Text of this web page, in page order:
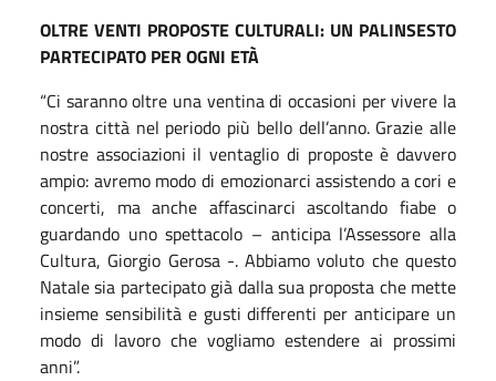
OLTRE VENTI PROPOSTE CULTURALI: UN PALINSESTO
PARTECIPATO PER OGNI ETÀ
“Ci saranno oltre una ventina di occasioni per vivere la
nostra città nel periodo più bello dell’anno. Grazie alle
nostre associazioni il ventaglio di proposte è davvero
ampio: avremo modo di emozionarci assistendo a cori e
concerti, ma anche affascinarci ascoltando fiabe o
guardando uno spettacolo – anticipa l’Assessore alla
Cultura, Giorgio Gerosa -. Abbiamo voluto che questo
Natale sia partecipato già dalla sua proposta che mette
insieme sensibilità e gusti differenti per anticipare un
modo di lavoro che vogliamo estendere ai prossimi
anni”.